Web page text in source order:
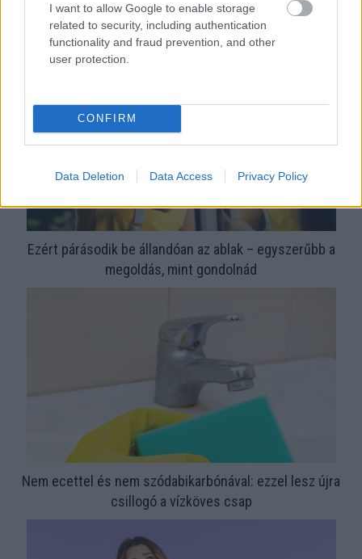
I want to allow Google to enable storage
related to security, including authentication
functionality and fraud prevention, and other
user protection.
CONFIRM
Data Deletion Data Access Privacy Policy
söpörd a szőnyeg alá
Ezért párásodik be állandóan az ablak – egyszerűbb a
megoldás, mint gondolnád
Nem ecettel és nem szódabikarbónával: ezzel lesz újra
csillogó a vízköves csap